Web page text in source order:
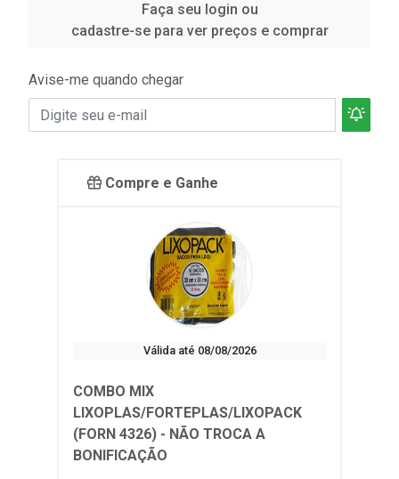
Faça seu login ou
cadastre-se para ver preços e comprar
Avise-me quando chegar
Compre e Ganhe
Válida até 08/08/2026
COMBO MIX
LIXOPLAS/FORTEPLAS/LIXOPACK
(FORN 4326) - NÃO TROCA A
BONIFICAÇÃO